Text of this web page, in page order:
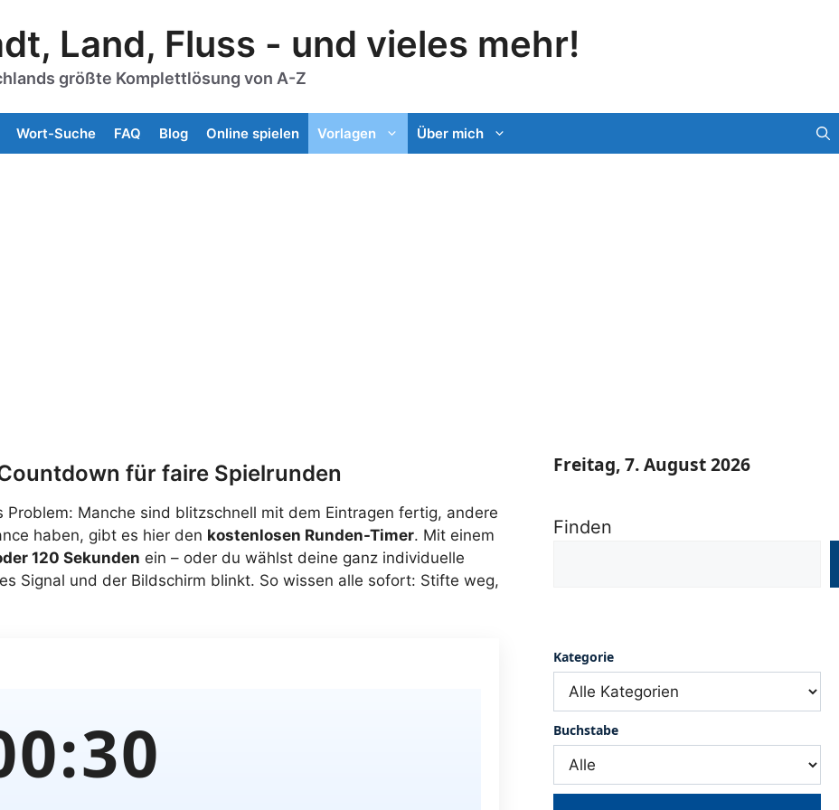
Land, Fluss - und vieles mehr!
größte Komplettlösung von A-Z
Wort-Suche FAQ Blog Online spielen Vorlagen Über mich
für faire Spielrunden
Problem: Manche sind blitzschnell mit dem Eintragen fertig, andere
haben, gibt es hier den kostenlosen Runden-Timer. Mit einem
120 Sekunden ein – oder du wählst deine ganz individuelle
Signal und der Bildschirm blinkt. So wissen alle sofort: Stifte weg,
:30
Freitag, 7. August 2026
Finden
Kategorie
Buchstabe